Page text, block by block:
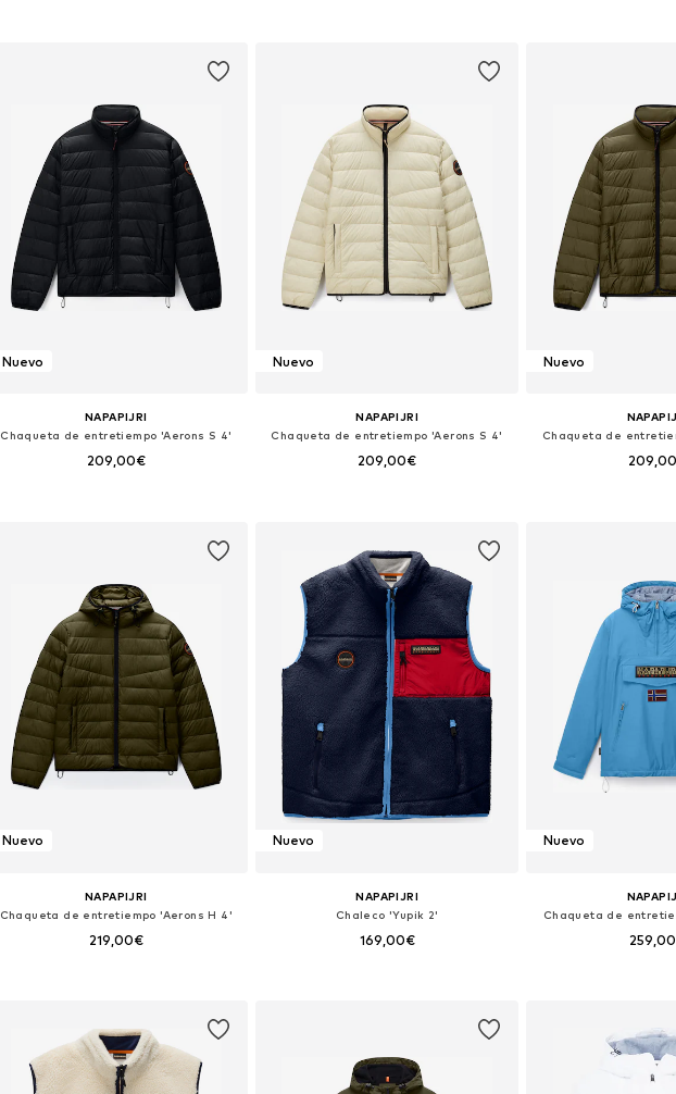
Nuevo
NAPAPIJRI
Chaqueta de entretiempo 'Aerons S 4'
209,00€
Nuevo
NAPAPIJRI
Chaqueta de entretiempo 'Aerons S 4'
209,00€
Nuevo
Chaqueta de
Nuevo
NAPAPIJRI
Chaqueta de entretiempo 'Aerons H 4'
219,00€
Nuevo
NAPAPIJRI
Chaleco 'Yupik 2'
169,00€
Nuevo
Chaqueta de